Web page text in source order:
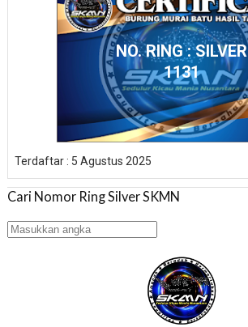
NO. RING : SILVER
1131
Terdaftar : 5 Agustus 2025
Cari Nomor Ring Silver SKMN